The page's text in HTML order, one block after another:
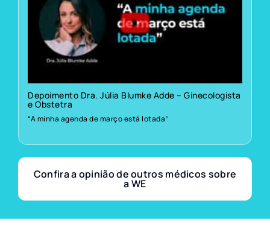
Depoimento Dra. Júlia Blumke Adde – Ginecologista
e Obstetra
“A minha agenda de março está lotada”
Confira a opinião de outros médicos sobre
a WE